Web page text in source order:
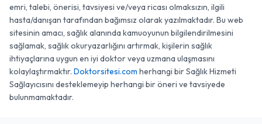
emri, talebi, önerisi, tavsiyesi ve/veya ricası olmaksızın, ilgili
hasta/danışan tarafından bağımsız olarak yazılmaktadır. Bu web
sitesinin amacı, sağlık alanında kamuoyunun bilgilendirilmesini
sağlamak, sağlık okuryazarlığını artırmak, kişilerin sağlık
ihtiyaçlarına uygun en iyi doktor veya uzmana ulaşmasını
kolaylaştırmaktır. Doktorsitesi.com herhangi bir Sağlık Hizmeti
Sağlayıcısını desteklemeyip herhangi bir öneri ve tavsiyede
bulunmamaktadır.